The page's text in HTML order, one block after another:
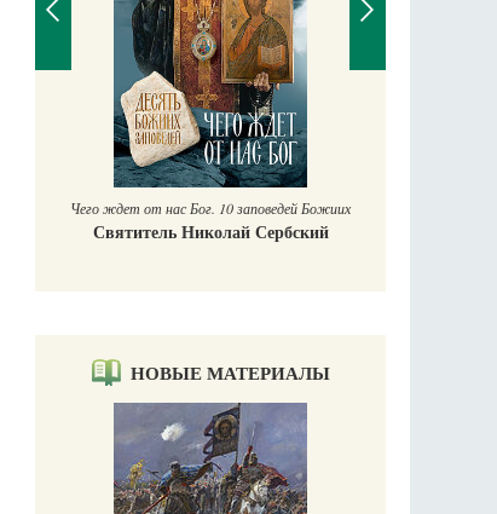
Чего ждет от нас Бог. 10 заповедей Божиих
Святитель Николай Сербский
НОВЫЕ МАТЕРИАЛЫ